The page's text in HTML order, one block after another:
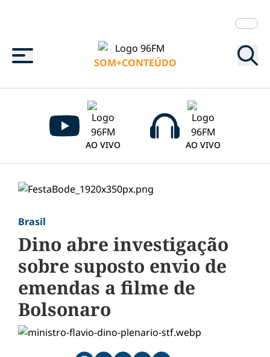
Menu
SOM+CONTEÚDO
AO VIVO AO VIVO
Brasil
Dino abre investigação
sobre suposto envio de
emendas a filme de
Bolsonaro